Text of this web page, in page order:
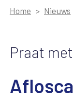
Home Nieuws
Praat